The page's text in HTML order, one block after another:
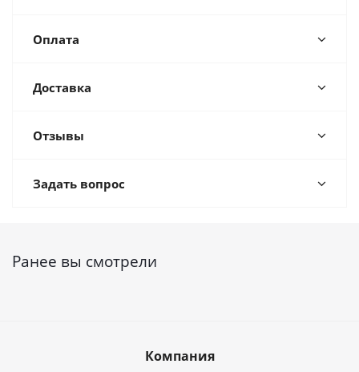
Оплата
Доставка
Отзывы
Задать вопрос
Ранее вы смотрели
Компания